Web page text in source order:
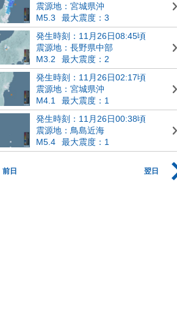
震源地：宮城県沖
M5.3
最大震度：3
発生時刻：11月26日08:45頃
震源地：長野県中部
M3.2
最大震度：2
発生時刻：11月26日02:17頃
震源地：宮城県沖
M4.1
最大震度：1
発生時刻：11月26日00:38頃
震源地：鳥島近海
M5.4
最大震度：1
前日 翌日